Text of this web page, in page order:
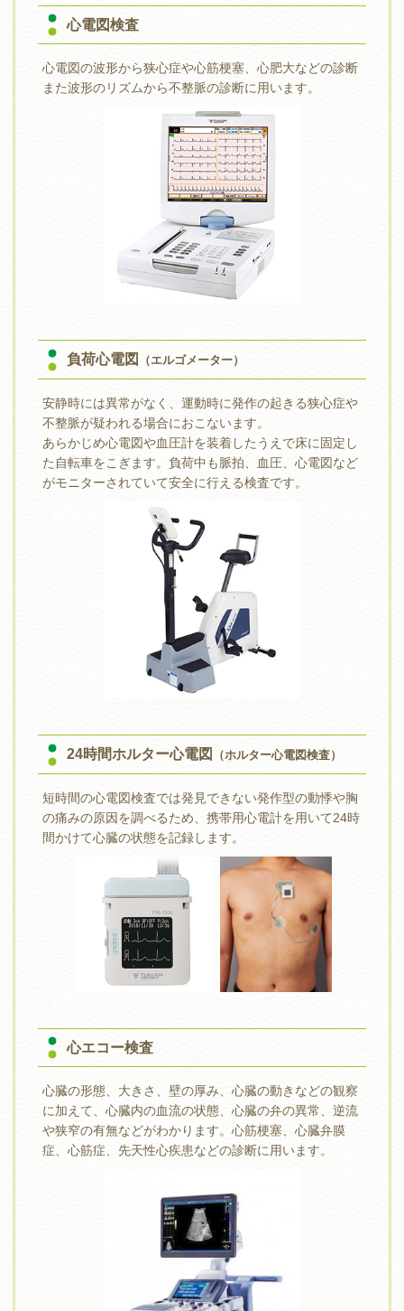
心電図検査
心電図の波形から狭心症や心筋梗塞、心肥大などの診断
また波形のリズムから不整脈の診断に用います。
負荷心電図 （エルゴメーター）
安静時には異常がなく、運動時に発作の起きる狭心症や
不整脈が疑われる場合におこないます。
あらかじめ心電図や血圧計を装着したうえで床に固定し
た自転車をこぎます。負荷中も脈拍、血圧、心電図など
がモニターされていて安全に行える検査です。
24時間ホルター心電図 （ホルター心電図検査）
短時間の心電図検査では発見できない発作型の動悸や胸
の痛みの原因を調べるため、携帯用心電計を用いて24時
間かけて心臓の状態を記録します。
心エコー検査
心臓の形態、大きさ、壁の厚み、心臓の動きなどの観察
に加えて、心臓内の血流の状態、心臓の弁の異常、逆流
や狭窄の有無などがわかります。心筋梗塞、心臓弁膜
症、心筋症、先天性心疾患などの診断に用います。